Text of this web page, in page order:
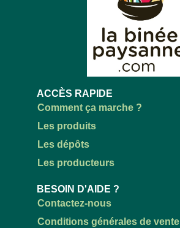
ACCÈS RAPIDE
Comment ça marche ?
Les produits
Les dépôts
Les producteurs
BESOIN D'AIDE ?
Contactez-nous
Conditions générales de vente